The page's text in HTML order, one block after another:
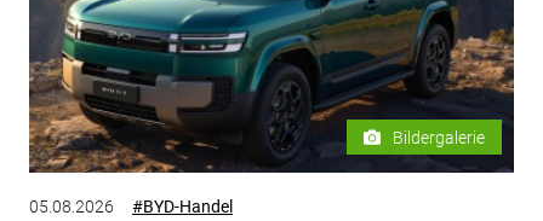
Bildergalerie
05.08.2026 #BYD-Handel